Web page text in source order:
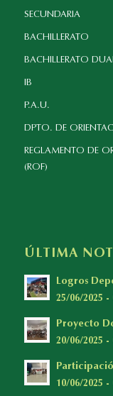
SECUNDARIA
BACHILLERATO
BACHILLERATO
IB
P.A.U.
DPTO. DE
REGLAMENTO DE
(ROF)
ÚLTIMA
Logros
25/06/2025 -
Proyecto
20/06/2025 -
10/06/2025 -